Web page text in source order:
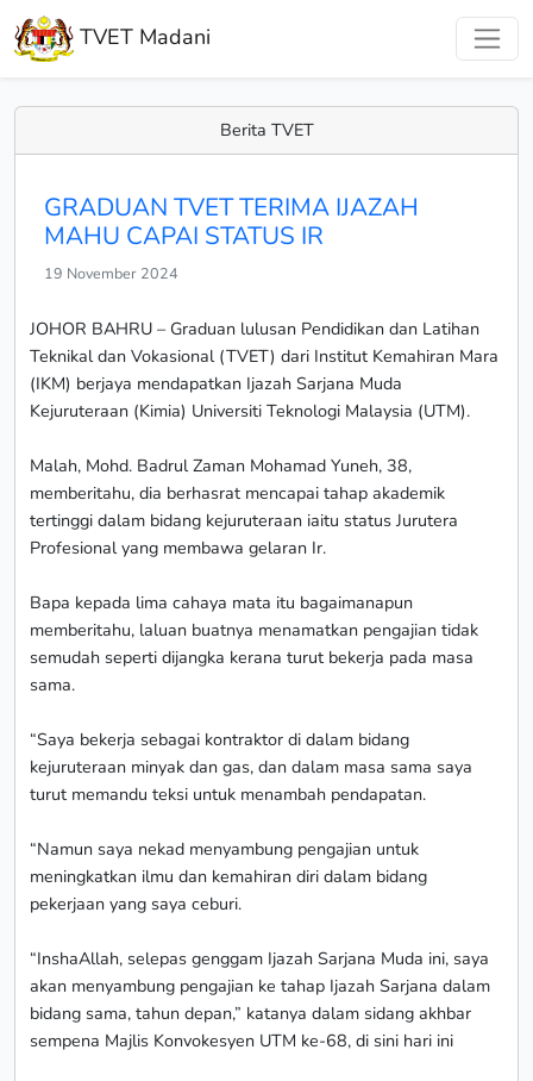
TVET Madani
Berita TVET
GRADUAN TVET TERIMA IJAZAH
MAHU CAPAI STATUS IR
19 November 2024
JOHOR BAHRU – Graduan lulusan Pendidikan dan Latihan
Teknikal dan Vokasional (TVET) dari Institut Kemahiran Mara
(IKM) berjaya mendapatkan Ijazah Sarjana Muda
Kejuruteraan (Kimia) Universiti Teknologi Malaysia (UTM).
Malah, Mohd. Badrul Zaman Mohamad Yuneh, 38,
memberitahu, dia berhasrat mencapai tahap akademik
tertinggi dalam bidang kejuruteraan iaitu status Jurutera
Profesional yang membawa gelaran Ir.
Bapa kepada lima cahaya mata itu bagaimanapun
memberitahu, laluan buatnya menamatkan pengajian tidak
semudah seperti dijangka kerana turut bekerja pada masa
sama.
“Saya bekerja sebagai kontraktor di dalam bidang
kejuruteraan minyak dan gas, dan dalam masa sama saya
turut memandu teksi untuk menambah pendapatan.
“Namun saya nekad menyambung pengajian untuk
meningkatkan ilmu dan kemahiran diri dalam bidang
pekerjaan yang saya ceburi.
“InshaAllah, selepas genggam Ijazah Sarjana Muda ini, saya
akan menyambung pengajian ke tahap Ijazah Sarjana dalam
bidang sama, tahun depan,” katanya dalam sidang akhbar
sempena Majlis Konvokesyen UTM ke-68, di sini hari ini